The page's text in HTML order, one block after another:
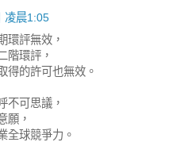
凌晨1:05
環評無效，
階環評，
得的許可也無效。
不可思議，
願，
全球競爭力。